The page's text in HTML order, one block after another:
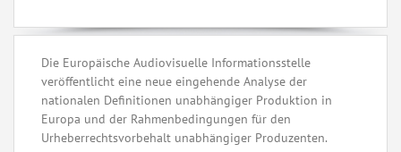
Die Europäische Audiovisuelle Informationsstelle
veröffentlicht eine neue eingehende Analyse der
nationalen Definitionen unabhängiger Produktion in
Europa und der Rahmenbedingungen für den
Urheberrechtsvorbehalt unabhängiger Produzenten.